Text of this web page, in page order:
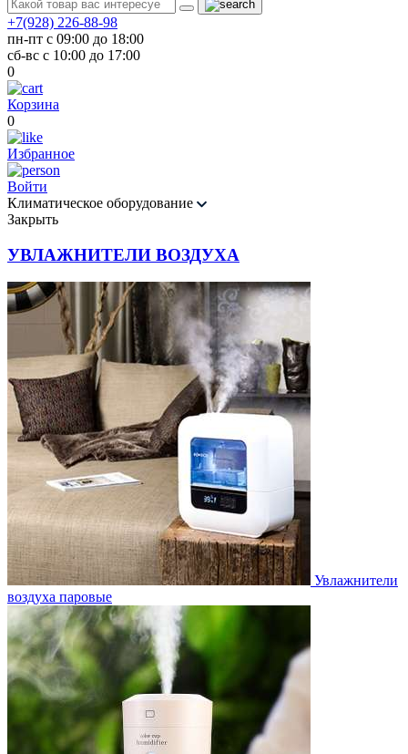
+7(928) 226-88-98
пн-пт с 09:00 до 18:00
сб-вс с 10:00 до 17:00
0
Корзина
0
Избранное
Войти
Климатическое оборудование
Закрыть
УВЛАЖНИТЕЛИ ВОЗДУХА
Увлажнители
воздуха паровые